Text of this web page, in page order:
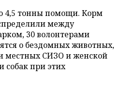
4,5 тонны помощи. Корм
между
30 волонтерами
о бездомных животных,
местных СИЗО и женской
при этих